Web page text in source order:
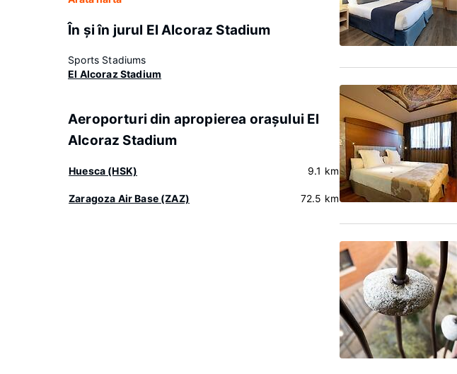
În şi în jurul El Alcoraz Stadium
Sports Stadiums
El Alcoraz Stadium
Aeroporturi din apropierea oraşului El
Alcoraz Stadium
Huesca (HSK) 9.1 km
Zaragoza Air Base (ZAZ) 72.5 km